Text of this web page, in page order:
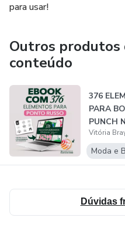
para usar!
Outros produtos
conteúdo
376
PARA
PUNCH
PONTO
Moda e
Dúvidas